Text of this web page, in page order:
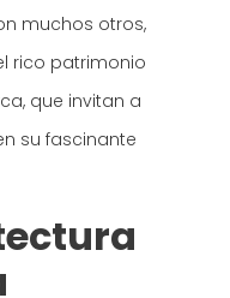
muchos otros,
rico patrimonio
que invitan a
su fascinante